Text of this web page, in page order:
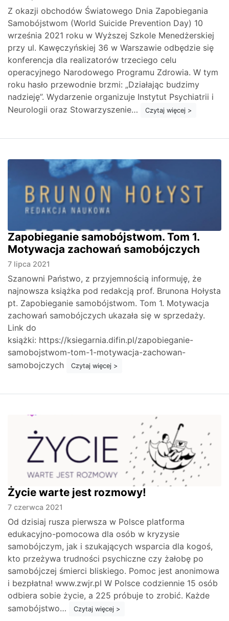
Z okazji obchodów Światowego Dnia Zapobiegania
Samobójstwom (World Suicide Prevention Day) 10
września 2021 roku w Wyższej Szkole Menedżerskiej
przy ul. Kawęczyńskiej 36 w Warszawie odbędzie się
konferencja dla realizatorów trzeciego celu
operacyjnego Narodowego Programu Zdrowia. W tym
roku hasło przewodnie brzmi: „Działając budzimy
nadzieję”. Wydarzenie organizuje Instytut Psychiatrii i
Neurologii oraz Stowarzyszenie…
Czytaj więcej >
Zapobieganie samobójstwom. Tom 1.
Motywacja zachowań samobójczych
7 lipca 2021
Szanowni Państwo, z przyjemnością informuję, że
najnowsza książka pod redakcją prof. Brunona Hołysta
pt. Zapobieganie samobójstwom. Tom 1. Motywacja
zachowań samobójczych ukazała się w sprzedaży.
Link do
książki: https://ksiegarnia.difin.pl/zapobieganie-
samobojstwom-tom-1-motywacja-zachowan-
samobojczych
Czytaj więcej >
Życie warte jest rozmowy!
7 czerwca 2021
Od dzisiaj rusza pierwsza w Polsce platforma
edukacyjno-pomocowa dla osób w kryzysie
samobójczym, jak i szukających wsparcia dla kogoś,
kto przeżywa trudności psychiczne czy żałobę po
samobójczej śmierci bliskiego. Pomoc jest anonimowa
i bezpłatna! www.zwjr.pl W Polsce codziennie 15 osób
odbiera sobie życie, a 225 próbuje to zrobić. Każde
samobójstwo…
Czytaj więcej >